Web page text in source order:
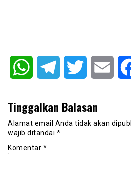
WhatsAppTelegram Twitter
Tinggalkan Balasan
Alamat email Anda tidak akan
wajib ditandai *
Komentar *